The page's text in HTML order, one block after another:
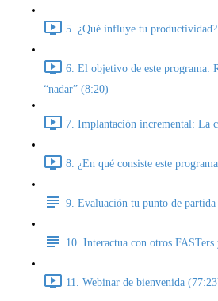
5. ¿Qué influye tu
6. El objetivo de este programa:
“nadar” (8:20)
7. Implantación incremental: La
8. ¿En qué consiste este
9. Evaluación tu punto de
10. Interactua con otros
11. Webinar de bienvenida